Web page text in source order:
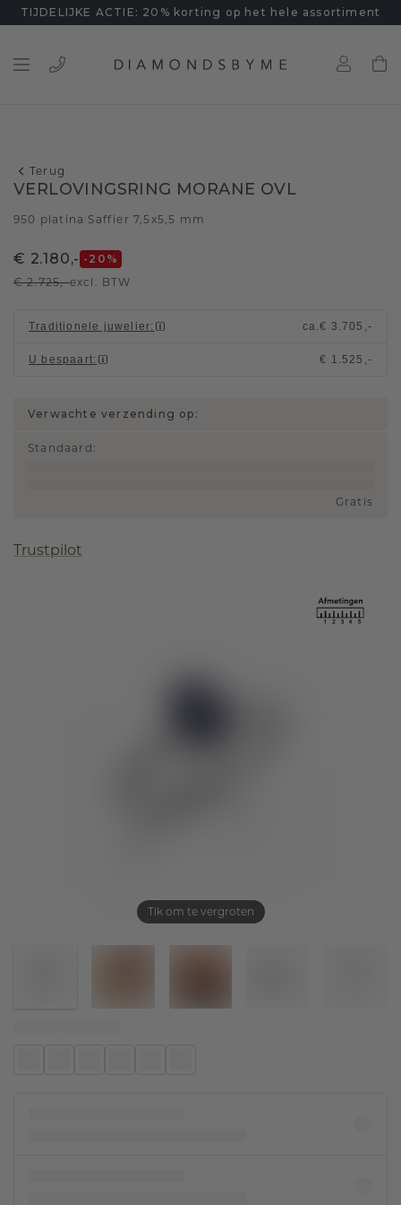
TIJDELIJKE ACTIE: 20% korting op het hele assortiment
Terug
Tik om te vergroten
VERLOVINGSRING MORANE OVL
950 platina Saffier 7,5x5,5 mm
€ 2.180,- -20 %
€ 2.725,-excl. BTW
Traditionele juwelier: ca.€ 3.705,-
U bespaart: € 1.525,-
Verwachte verzending op:
Standaard :
Gratis
Trustpilot